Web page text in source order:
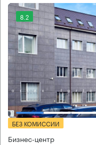
8.2
БЕЗ КОМИССИИ
Бизнес-центр